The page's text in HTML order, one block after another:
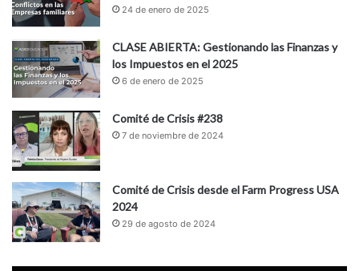
24 de enero de 2025
CLASE ABIERTA: Gestionando las Finanzas y
los Impuestos en el 2025
6 de enero de 2025
Comité de Crisis #238
7 de noviembre de 2024
Comité de Crisis desde el Farm Progress USA
2024
29 de agosto de 2024